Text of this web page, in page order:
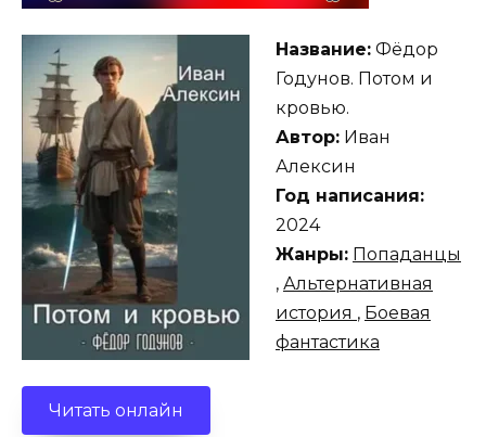
Название: Фёдор
Годунов. Потом и
кровью.
Автор: Иван
Алексин
Год написания:
2024
Жанры: Попаданцы
, Альтернативная
история , Боевая
фантастика
Читать онлайн